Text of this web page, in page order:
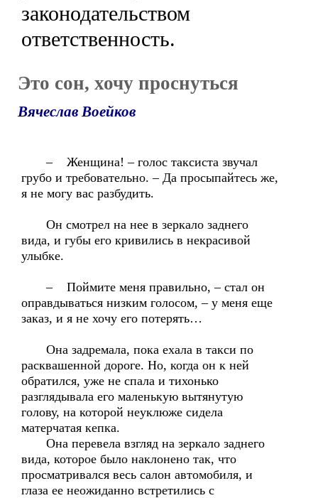
законодательством
ответственность.
Это сон, хочу проснуться
Вячеслав Воейков
– Женщина! – голос таксиста звучал
грубо и требовательно. – Да просыпайтесь же,
я не могу вас разбудить.
Он смотрел на нее в зеркало заднего
вида, и губы его кривились в некрасивой
улыбке.
– Поймите меня правильно, – стал он
оправдываться низким голосом, – у меня еще
заказ, и я не хочу его потерять…
Она задремала, пока ехала в такси по
расквашенной дороге. Но, когда он к ней
обратился, уже не спала и тихонько
разглядывала его маленькую вытянутую
голову, на которой неуклюже сидела
матерчатая кепка.
Она перевела взгляд на зеркало заднего
вида, которое было наклонено так, что
просматривался весь салон автомобиля, и
глаза ее неожиданно встретились с